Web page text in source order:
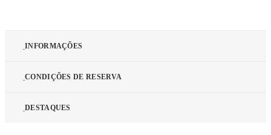
INFORMAÇÕES
CONDIÇÕES DE RESERVA
DESTAQUES